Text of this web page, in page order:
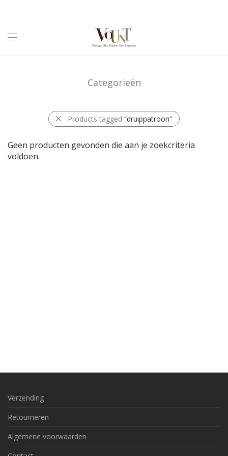
Categorieën
Products tagged “druippatroon”
Geen producten gevonden die aan je zoekcriteria
voldoen.
Verzending
Retourneren
Algemene voorwaarden